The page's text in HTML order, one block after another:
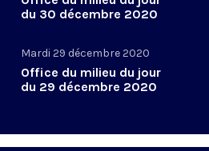
du 30 décembre 2020
Mardi 29 décembre 2020
Office du milieu du jour
du 29 décembre 2020